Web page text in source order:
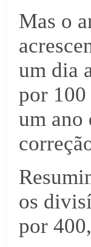
Mas o
um dia
por 100
um ano
os
por